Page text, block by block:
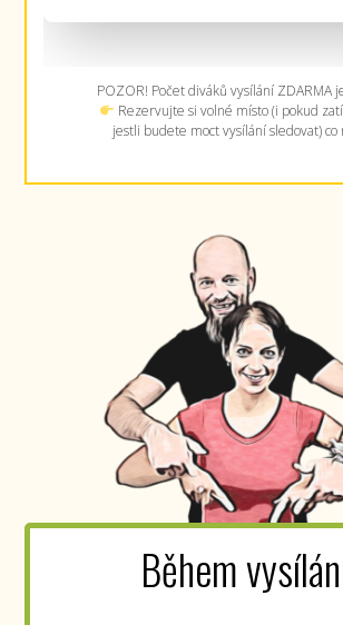
POZOR! Počet diváků vysílání ZDARMA
Rezervujte si volné místo (i pokud
jestli budete moct vysílání sledovat) co
Během